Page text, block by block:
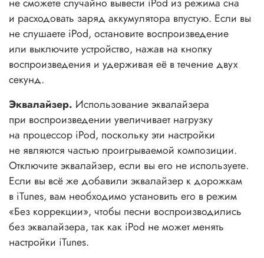
и расходовать заряд аккумулятора впустую. Если вы
не слушаете iPod, остановите воспроизведение
или выключите устройство, нажав на кнопку
воспроизведения и удерживая её в течение двух
секунд.
Эквалайзер. Использование эквалайзера
при воспроизведении увеличивает нагрузку
на процессор iPod, поскольку эти настройки
не являются частью проигрываемой композиции.
Отключите эквалайзер, если вы его не используете.
Если вы всё же добавили эквалайзер к дорожкам
в iTunes, вам необходимо установить его в режим
«Без коррекции», чтобы песни воспроизводились
без эквалайзера, так как iPod не может менять
настройки iTunes.